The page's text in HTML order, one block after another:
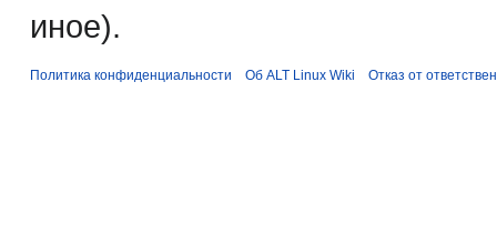
иное).
Политика конфиденциальности Об ALT Linux Wiki Отказ от